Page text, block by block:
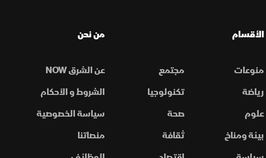
الأقسام
منوعات
مجتمع
رياضة
تكنولوجيا
علوم
صحة
بيئة ومناخ
ثقافة
من نحن
عن الشرق NOW
الشروط و الأحكام
سياسة الخصوصية
منصاتنا